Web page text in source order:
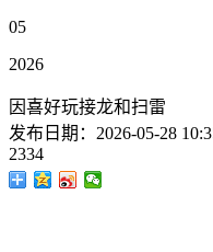
05
2026
因喜好玩接龙和扫雷
发布日期： 2026-05-28
2334